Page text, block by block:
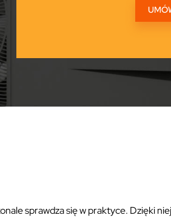
sprawdza się w praktyce. Dzięki niej